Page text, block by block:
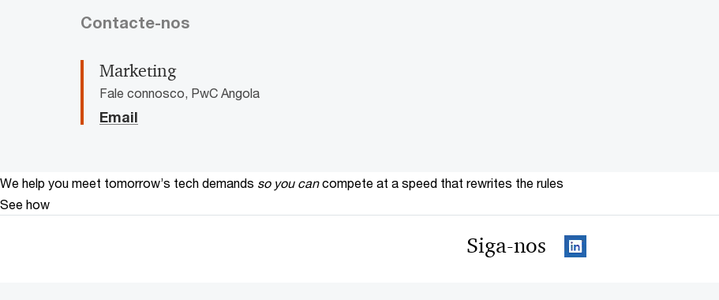
Contacte-nos
Marketing
Fale connosco, PwC Angola
Email
We help you meet tomorrow’s tech demands so you can compete at a speed that rewrites the rules
See how
Siga-nos